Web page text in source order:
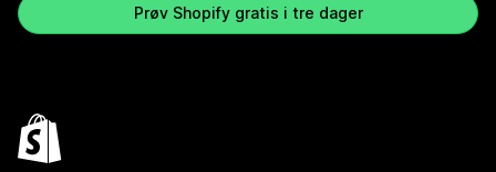
Prøv Shopify gratis i tre dager